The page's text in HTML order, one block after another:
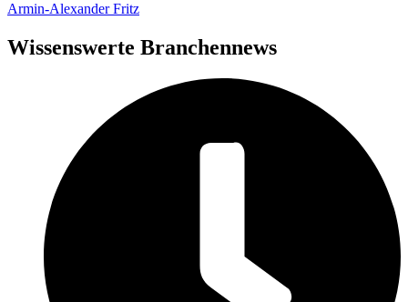
Armin-Alexander Fritz
Wissenswerte Branchennews